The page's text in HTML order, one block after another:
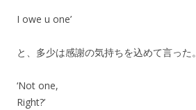
I owe u one’
と、多少は感謝の気持ちを込めて言った。
‘Not one,
Right?’